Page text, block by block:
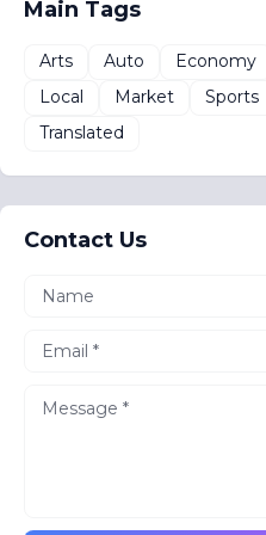
Main Tags
Arts Auto Economy
Local
Market Sports
Translated
Contact Us